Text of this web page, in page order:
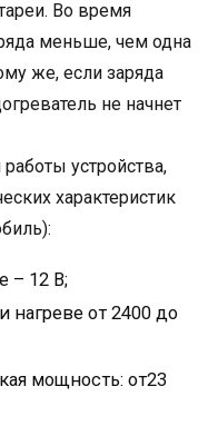
Во время
меньше, чем одна
же, если заряда
не начнет
устройства,
характеристик
– 12 В;
от 2400 до
мощность: от23